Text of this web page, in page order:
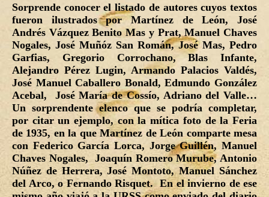
Sorprende conocer el listado de autores cuyos textos
fueron ilustrados por Martínez de León, José
Andrés Vázquez Benito Mas y Prat, Manuel Chaves
Nogales, José Muñóz San Román, José Mas, Pedro
Garfias, Gregorio Corrochano, Blas Infante,
Alejandro Pérez Lugin, Armando Palacios Valdés,
José Manuel Caballero Bonald, Edmundo González
Acebal, José María de Cossío, Adriano del Valle…
Un sorprendente elenco que se podría completar,
por citar un ejemplo, con la mítica foto de la Feria
de 1935, en la que Martínez de León comparte mesa
con Federico García Lorca, Jorge Guillén, Manuel
Chaves Nogales, Joaquín Romero Murube, Antonio
Núñez de Herrera, José Montoto, Manuel Sánchez
del Arco, o Fernando Risquet. En el invierno de ese